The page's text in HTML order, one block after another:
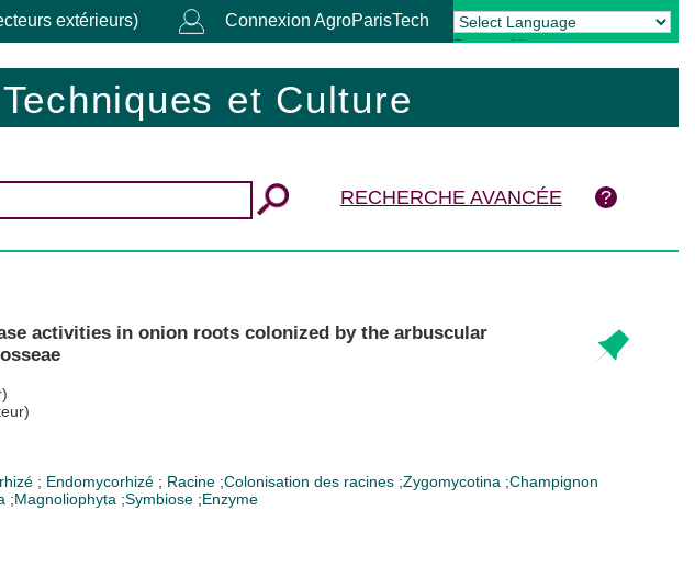
extérieurs) Connexion AgroParisTech
Powered by Translate
et Culture
RECHERCHE AVANCÉE
activities in onion roots colonized by the arbuscular
; Endomycorhizé ; Racine ;Colonisation des racines ;Zygomycotina ;Champignon
;Magnoliophyta ;Symbiose ;Enzyme